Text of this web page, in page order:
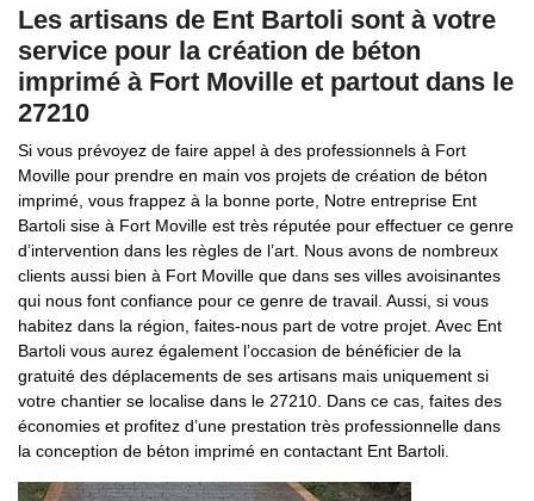
Les artisans de Ent Bartoli sont à votre
service pour la création de béton
imprimé à Fort Moville et partout dans le
27210
Si vous prévoyez de faire appel à des professionnels à Fort
Moville pour prendre en main vos projets de création de béton
imprimé, vous frappez à la bonne porte, Notre entreprise Ent
Bartoli sise à Fort Moville est très réputée pour effectuer ce genre
d’intervention dans les règles de l’art. Nous avons de nombreux
clients aussi bien à Fort Moville que dans ses villes avoisinantes
qui nous font confiance pour ce genre de travail. Aussi, si vous
habitez dans la région, faites-nous part de votre projet. Avec Ent
Bartoli vous aurez également l’occasion de bénéficier de la
gratuité des déplacements de ses artisans mais uniquement si
votre chantier se localise dans le 27210. Dans ce cas, faites des
économies et profitez d’une prestation très professionnelle dans
la conception de béton imprimé en contactant Ent Bartoli.